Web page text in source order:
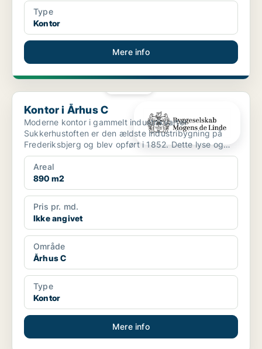
Type
Kontor
Mere info
Kontor i Århus C
Kontor i Århus C
Moderne kontor i gammelt industrikvarter
Sukkerhustoften er den ældste industribygning på
Frederiksbjerg og blev opført i 1852. Dette lyse og
moderne kont...
Areal
890 m2
Pris pr. md.
Ikke angivet
Område
Århus C
Type
Kontor
Mere info